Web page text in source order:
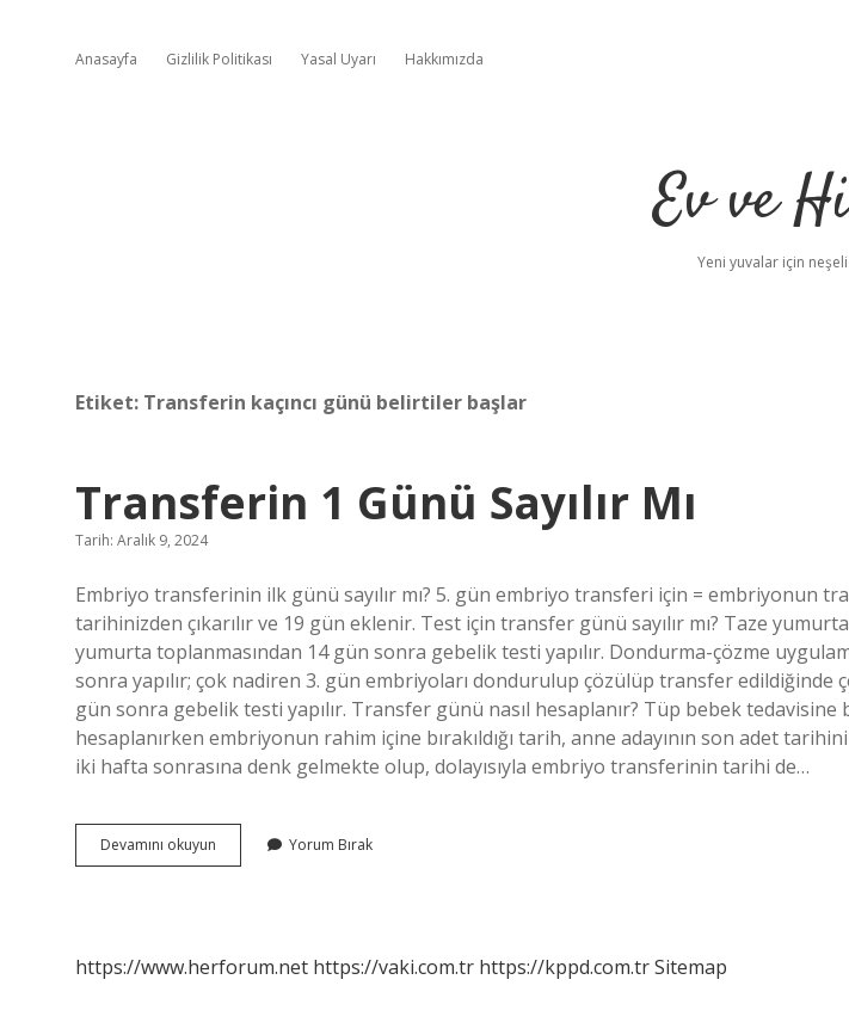
Anasayfa Gizlilik Politikası Yasal Uyarı Hakkımızda
Ev ve
Yeni yuvalar için
Etiket: Transferin kaçıncı günü belirtiler başlar
Transferin 1 Günü Sayılır Mı
Tarih: Aralık 9, 2024
Embriyo transferinin ilk günü sayılır mı? 5. gün embriyo transferi için = embriyonun
tarihinizden çıkarılır ve 19 gün eklenir. Test için transfer günü sayılır mı? Taze
yumurta toplanmasından 14 gün sonra gebelik testi yapılır. Dondurma-çözme
sonra yapılır; çok nadiren 3. gün embriyoları dondurulup çözülüp transfer edildiğinde
gün sonra gebelik testi yapılır. Transfer günü nasıl hesaplanır? Tüp bebek tedavisine
hesaplanırken embriyonun rahim içine bırakıldığı tarih, anne adayının son adet
iki hafta sonrasına denk gelmekte olup, dolayısıyla embriyo transferinin tarihi de…
Devamını okuyun Transferin
1
Yorum Bırak
https://www.herforum.net https://vaki.com.tr https://kppd.com.trSitemap